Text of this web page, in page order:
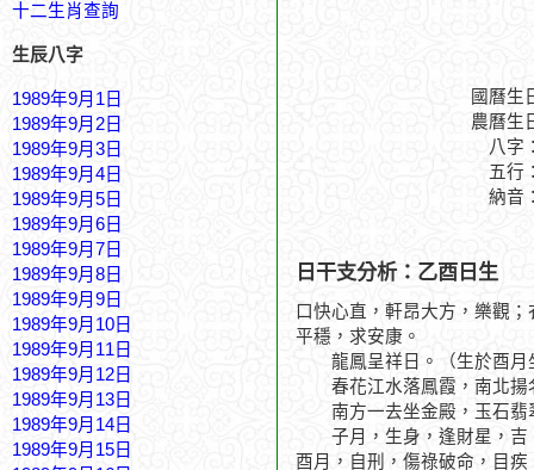
十二生肖查詢
生辰八字
1989年9月1日
1989年9月2日
1989年9月3日
1989年9月4日
1989年9月5日
1989年9月6日
1989年9月7日
1989年9月8日
1989年9月9日
1989年9月10日
1989年9月11日
1989年9月12日
1989年9月13日
1989年9月14日
1989年9月15日
國曆生
農曆生
八字
五行
納音
日干支分析：乙酉日生
口快心直，軒昂大方，樂觀
平穩，求安康。
龍鳳呈祥日。（生於酉月
春花江水落鳳霞，南北揚
南方一去坐金殿，玉石翡
子月，生身，逢財星，吉
酉月，自刑，傷祿破命，目